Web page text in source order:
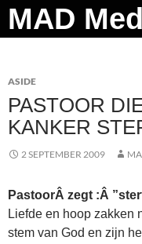
Ga
naar
Zoeken
ASIDE
PASTOOR
KANKER
2 SEPTEMBER 2009
PastoorÂ zegt :Â
Liefde en hoop zakken
stem van God en zijn